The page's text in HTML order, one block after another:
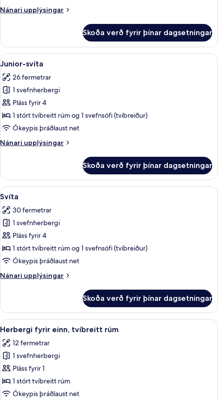
rúmi
Nánari upplýsingar
Nánari
herbergi
með
tvíbreiðu
Skoða verð fyrir þínar dagsetningar
Skoða
allar
myndir
fyrir
Junior-
svíta
Rúmföt af bestu gerð, öryggishólf í
6
Junior-svíta
26 fermetrar
1 svefnherbergi
Pláss fyrir 4
1 stórt tvíbreitt rúm og 1 svefnsófi (tvíbreiður)
Ókeypis þráðlaust net
Nánari upplýsingar
Nánari
svíta
Skoða verð fyrir þínar dagsetningar
Skoða
allar
myndir
fyrir
Svíta
Rúmföt af bestu gerð, öryggishólf í
6
Svíta
30 fermetrar
1 svefnherbergi
Pláss fyrir 4
1 stórt tvíbreitt rúm og 1 svefnsófi (tvíbreiður)
Ókeypis þráðlaust net
Nánari upplýsingar
Nánari
Skoða verð fyrir þínar dagsetningar
Skoða
allar
myndir
fyrir
Herbergi
fyrir
einn,
Rúmföt af bestu gerð, öryggishólf í
5
Herbergi fyrir einn, tvíbreitt rúm
12 fermetrar
1 svefnherbergi
Pláss fyrir 1
1 stórt tvíbreitt rúm
Ókeypis þráðlaust net